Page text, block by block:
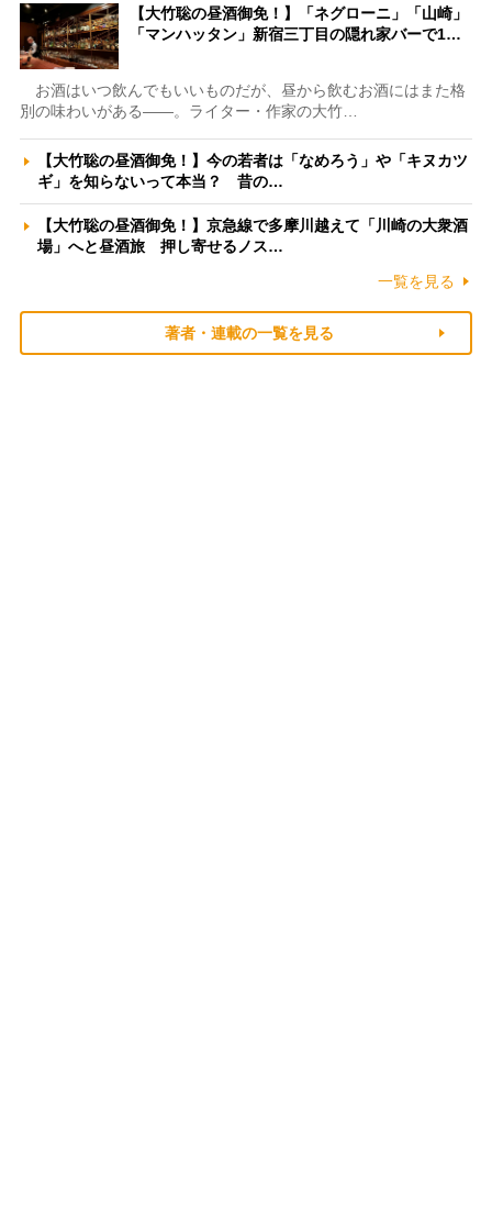
【大竹聡の昼酒御免！】「ネグローニ」「山崎」
「マンハッタン」新宿三丁目の隠れ家バーで1…
お酒はいつ飲んでもいいものだが、昼から飲むお酒にはまた格
別の味わいがある――。ライター・作家の大竹…
【大竹聡の昼酒御免！】今の若者は「なめろう」や「キヌカツ
ギ」を知らないって本当？ 昔の…
【大竹聡の昼酒御免！】京急線で多摩川越えて「川崎の大衆酒
場」へと昼酒旅 押し寄せるノス…
一覧を見る
著者・連載の一覧を見る